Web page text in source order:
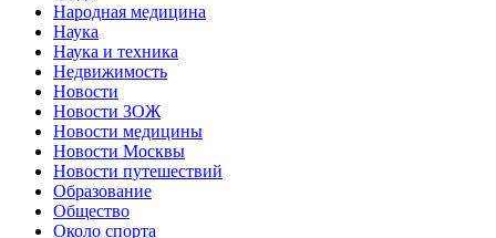
Народная медицина
Наука
Наука и техника
Недвижимость
Новости
Новости ЗОЖ
Новости медицины
Новости Москвы
Новости путешествий
Образование
Общество
Около спорта